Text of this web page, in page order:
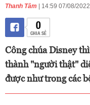
Thanh Tâm | 14:59 07/08/2022
0
CHIA SẺ
Công chúa Disney
thành "người thật"
được như trong các